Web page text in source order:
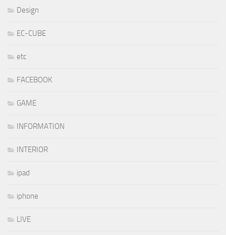
Design
EC-CUBE
etc
FACEBOOK
GAME
INFORMATION
INTERIOR
ipad
iphone
LIVE